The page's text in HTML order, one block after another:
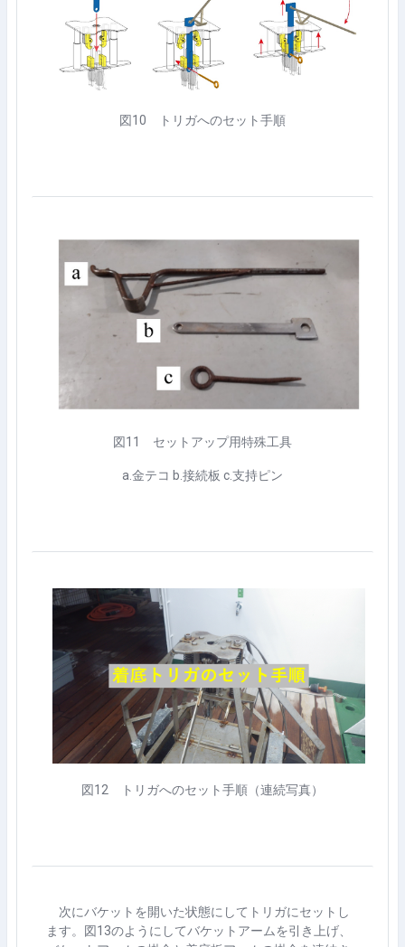
図10 トリガへのセット手順
図11 セットアップ用特殊工具
a. 金テコ b. 接続板 c.支持ピン
図12 トリガへのセット手順（連続写真）
次にバケットを開いた状態にしてトリガにセットし
ます。図13のようにしてバケットアームを引き上げ、